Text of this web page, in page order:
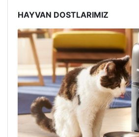
HAYVAN DOSTLARIMIZ